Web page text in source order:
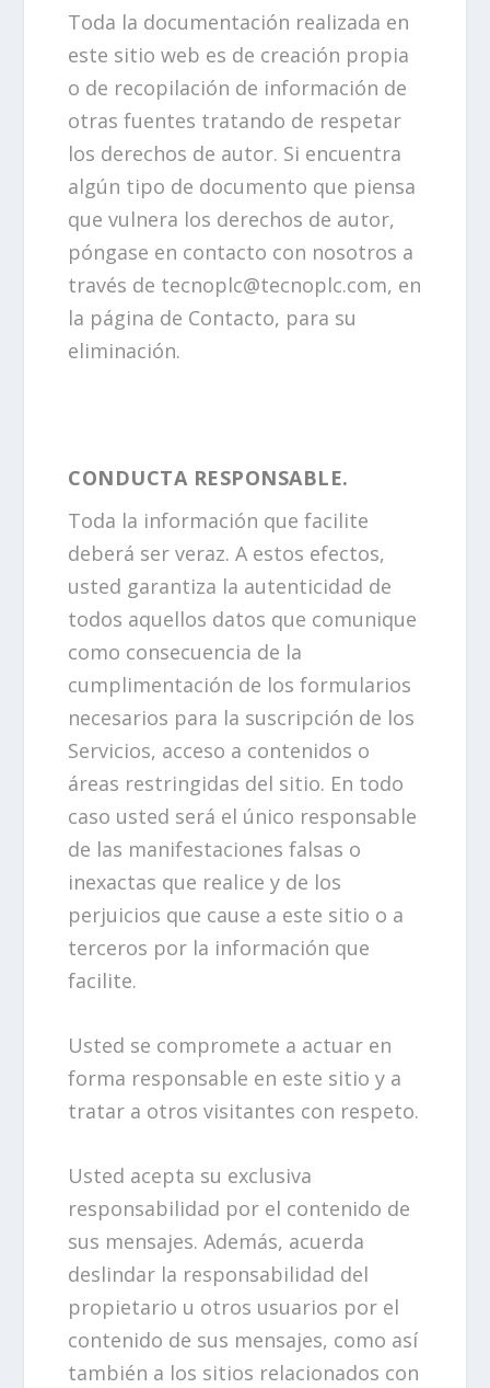
Toda la documentación realizada en
este sitio web es de creación propia
o de recopilación de información de
otras fuentes tratando de respetar
los derechos de autor. Si encuentra
algún tipo de documento que piensa
que vulnera los derechos de autor,
póngase en contacto con nosotros a
través de tecnoplc@tecnoplc.com, en
la página de Contacto, para su
eliminación.
CONDUCTA RESPONSABLE.
Toda la información que facilite
deberá ser veraz. A estos efectos,
usted garantiza la autenticidad de
todos aquellos datos que comunique
como consecuencia de la
cumplimentación de los formularios
necesarios para la suscripción de los
Servicios, acceso a contenidos o
áreas restringidas del sitio. En todo
caso usted será el único responsable
de las manifestaciones falsas o
inexactas que realice y de los
perjuicios que cause a este sitio o a
terceros por la información que
facilite.
Usted se compromete a actuar en
forma responsable en este sitio y a
tratar a otros visitantes con respeto.
Usted acepta su exclusiva
responsabilidad por el contenido de
sus mensajes. Además, acuerda
deslindar la responsabilidad del
propietario u otros usuarios por el
contenido de sus mensajes, como así
también a los sitios relacionados con